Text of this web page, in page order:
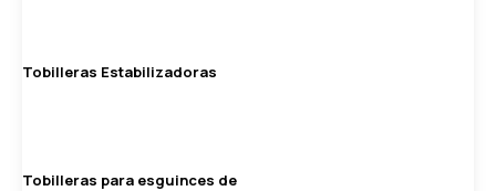
Tobilleras Estabilizadoras
Tobilleras para esguinces de